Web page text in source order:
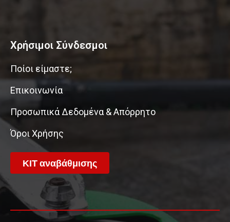
Χρήσιμοι Σύνδεσμοι
Ποίοι είμαστε;
Επικοινωνία
Προσωπικά Δεδομένα & Απόρρητο
Όροι Χρήσης
ΚΙΤ αναβάθμισης